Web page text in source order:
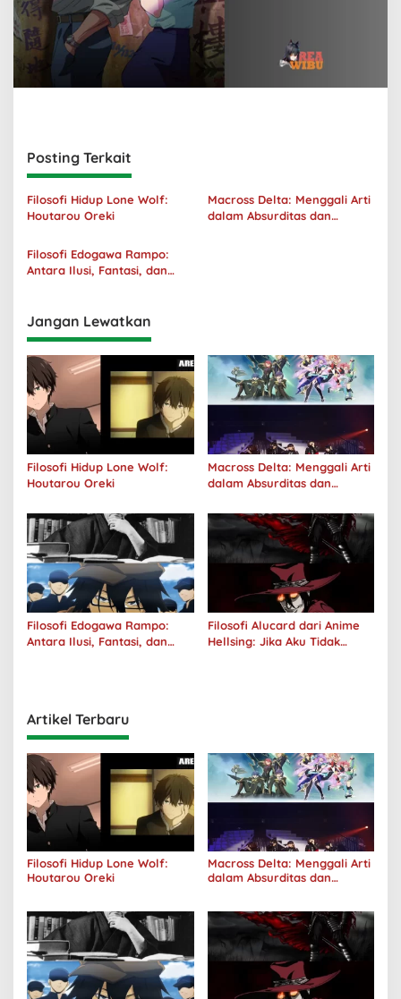
Posting Terkait
Filosofi Hidup Lone Wolf:
Houtarou Oreki
Macross Delta: Menggali Arti
dalam Absurditas dan
Filosofi Edogawa Rampo:
Antara Ilusi, Fantasi, dan
Jangan Lewatkan
Filosofi Hidup Lone Wolf:
Houtarou Oreki
Macross Delta: Menggali Arti
dalam Absurditas dan
Filosofi Edogawa Rampo:
Antara Ilusi, Fantasi, dan
Filosofi Alucard dari Anime
Hellsing: Jika Aku Tidak
Artikel Terbaru
Filosofi Hidup Lone Wolf:
Houtarou Oreki
Macross Delta: Menggali Arti
dalam Absurditas dan